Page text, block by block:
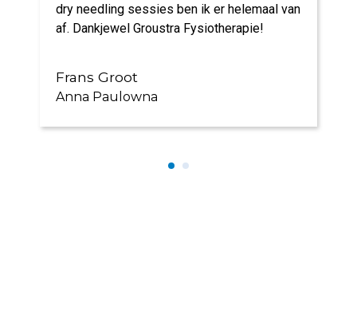
dry needling sessies ben ik er helemaal van
af. Dankjewel Groustra Fysiotherapie!
Frans Groot
Anna Paulowna